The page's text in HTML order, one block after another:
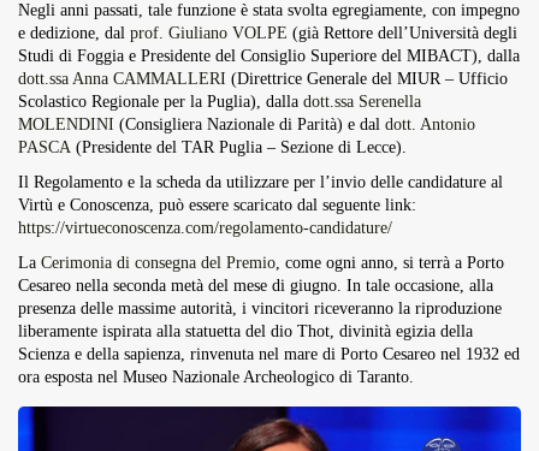
Negli anni passati, tale funzione è stata svolta egregiamente, con impegno
e dedizione, dal prof. Giuliano VOLPE (già Rettore dell’Università degli
Studi di Foggia e Presidente del Consiglio Superiore del MIBACT), dalla
dott.ssa Anna CAMMALLERI (Direttrice Generale del MIUR – Ufficio
Scolastico Regionale per la Puglia), dalla dott.ssa Serenella
MOLENDINI (Consigliera Nazionale di Parità) e dal dott. Antonio
PASCA (Presidente del TAR Puglia – Sezione di Lecce).
Il Regolamento e la scheda da utilizzare per l’invio delle candidature al
Virtù e Conoscenza, può essere scaricato dal seguente link:
https://virtueconoscenza.com/regolamento-candidature/
La Cerimonia di consegna del Premio, come ogni anno, si terrà a Porto
Cesareo nella seconda metà del mese di giugno. In tale occasione, alla
presenza delle massime autorità, i vincitori riceveranno la riproduzione
liberamente ispirata alla statuetta del dio Thot, divinità egizia della
Scienza e della sapienza, rinvenuta nel mare di Porto Cesareo nel 1932 ed
ora esposta nel Museo Nazionale Archeologico di Taranto.